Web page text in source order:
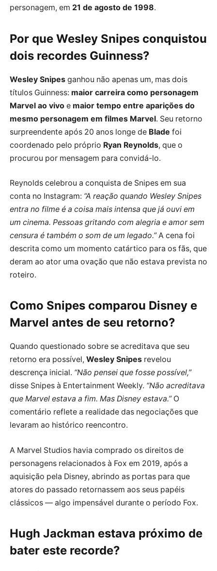
personagem, em 21 de agosto de 1998.
Por que Wesley Snipes conquistou
dois recordes Guinness?
Wesley Snipes ganhou não apenas um, mas dois
títulos Guinness: maior carreira como personagem
Marvel ao vivo e maior tempo entre aparições do
mesmo personagem em filmes Marvel. Seu retorno
surpreendente após 20 anos longe de Blade foi
coordenado pelo próprio Ryan Reynolds, que o
procurou por mensagem para convidá-lo.
Reynolds celebrou a conquista de Snipes em sua
conta no Instagram: “A reação quando Wesley Snipes
entra no filme é a coisa mais intensa que já ouvi em
um cinema. Pessoas gritando com alegria e amor sem
censura é também o som de um legado.”A cena foi
descrita como um momento catártico para os fãs, que
deram ao ator uma ovação que não estava prevista no
roteiro.
Como Snipes comparou Disney e
Marvel antes de seu retorno?
Quando questionado sobre se acreditava que seu
retorno era possível, Wesley Snipes revelou
descrença inicial. “Não pensei que fosse possível,”
disse Snipes à Entertainment Weekly. “Não acreditava
que Marvel estava a fim. Mas Disney estava.”O
comentário reflete a realidade das negociações que
levaram ao histórico reencontro.
A Marvel Studios havia comprado os direitos de
personagens relacionados à Fox em 2019, após a
aquisição pela Disney, abrindo as portas para que
atores do passado retornassem aos seus papéis
clássicos — algo impensável durante o período Fox.
Hugh Jackman estava próximo de
bater este recorde?